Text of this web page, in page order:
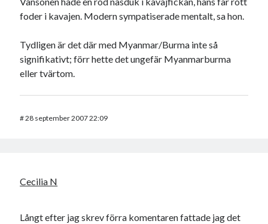
foder i kavajen. Modern sympatiserade mentalt, sa hon.
Tydligen är det där med Myanmar/Burma inte så
signifikativt; förr hette det ungefär Myanmarburma
eller tvärtom.
#28 september 2007 22:09
Cecilia N
Långt efter jag skrev förra komentaren fattade jag det